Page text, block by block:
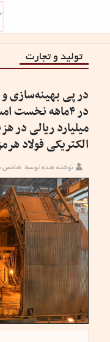
تولید و تجارت
میلیارد ریالی در
الکتریکی فولاد
نوشته شده توسط: شاخص